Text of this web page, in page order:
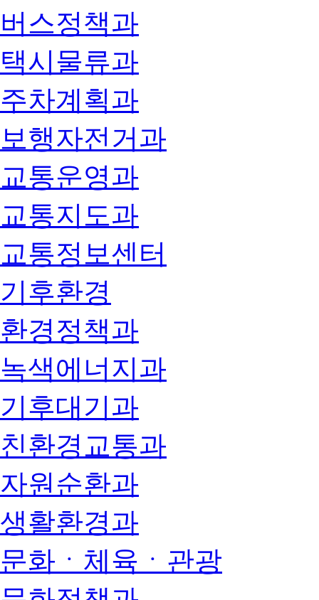
버스정책과
택시물류과
주차계획과
보행자전거과
교통운영과
교통지도과
교통정보센터
기후환경
환경정책과
녹색에너지과
기후대기과
친환경교통과
자원순환과
생활환경과
문화ㆍ체육ㆍ관광